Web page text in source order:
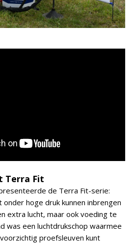
Terra Fit
de Terra Fit-serie:
onder hoge druk kunnen inbrengen
extra lucht, maar ook voeding te
was een luchtdrukschop waarmee
proefsleuven kunt